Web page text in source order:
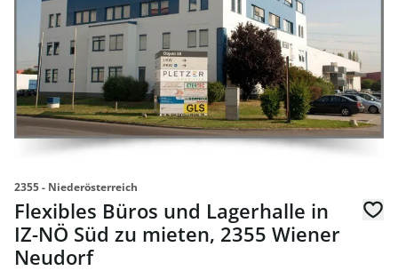
2355 - Niederösterreich
Flexibles Büros und Lagerhalle in
IZ-NÖ Süd zu mieten, 2355 Wiener
Neudorf